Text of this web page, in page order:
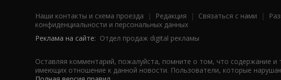
Наши контакты и схема проезда | Редакция | Связаться с нами |
конфиденциальности и персональных данных
Реклама на сайте: Отдел продаж digital рекламы
Оставляя комментарий, пожалуйста, помните о том, что содержание
имеющих отношение к данной новости. Пользователи, которые